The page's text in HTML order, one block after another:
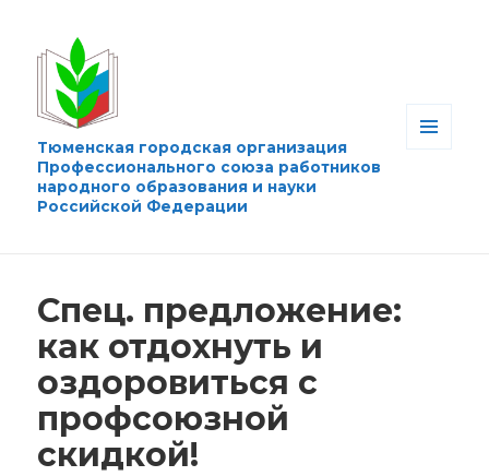
Тюменская городская организация
Профессионального союза работников
народного образования и науки
Российской Федерации
Спец. предложение:
как отдохнуть и
оздоровиться с
профсоюзной
скидкой!